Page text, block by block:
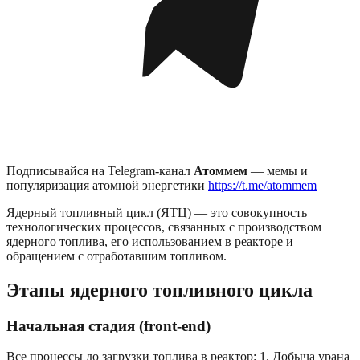
Подписывайся на Telegram-канал Атоммем — мемы и
популяризация атомной энергетики https://t.me/atommem
Ядерный топливный цикл (ЯТЦ) — это совокупность
технологических процессов, связанных с производством
ядерного топлива, его использованием в реакторе и
обращением с отработавшим топливом.
Этапы ядерного топливного цикла
Начальная стадия (front-end)
Все процессы до загрузки топлива в реактор: 1. Добыча урана